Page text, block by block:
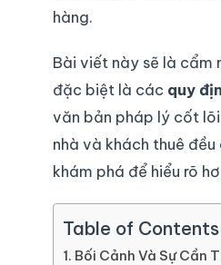
hàng.
Bài viết này sẽ là cẩm
đặc biệt là các quy
văn bản pháp lý cốt
nhà và khách thuê
khám phá để hiểu rõ
Table of Contents
Bối Cảnh Và Sự Cần